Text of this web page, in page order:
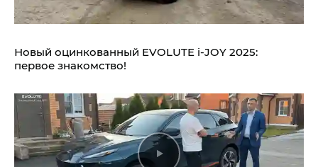
Новый оцинкованный EVOLUTE i‑JOY 2025:
первое знакомство!